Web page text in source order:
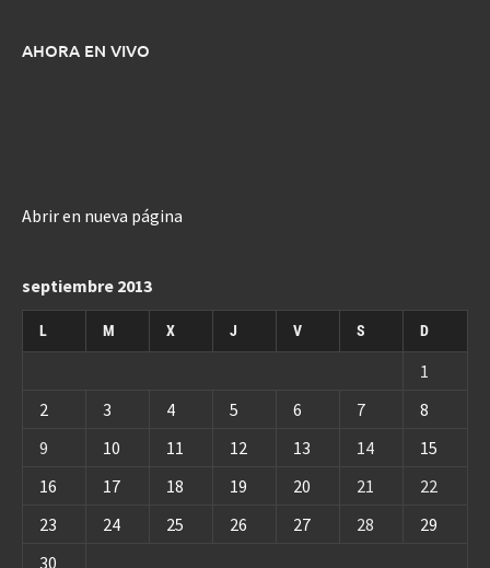
AHORA EN VIVO
Abrir en nueva página
septiembre 2013
L M X J V S D
1
2
3 4 5 6 7
8
9
10 11 12 13 14
15
16
17 18 19 20 21
22
23
24 25 26 27 28
29
30